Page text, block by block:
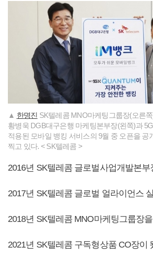
▲ 한명진 SK텔레콤 MNO마케팅그룹장(오른
황병욱 DGB대구은행 마케팅본부장(왼쪽)과
적용된 모바일 뱅킹 서비스의 9월 중 오픈을 공
찍고 있다. < SK텔레콤 >
2016년 SK텔레콤 글로벌사업개발본부
2017년 SK텔레콤 글로벌 얼라이언스
2018년 SK텔레콤 MNO마케팅그룹장
2021년 SK텔레콤 구독형상품 CO장이